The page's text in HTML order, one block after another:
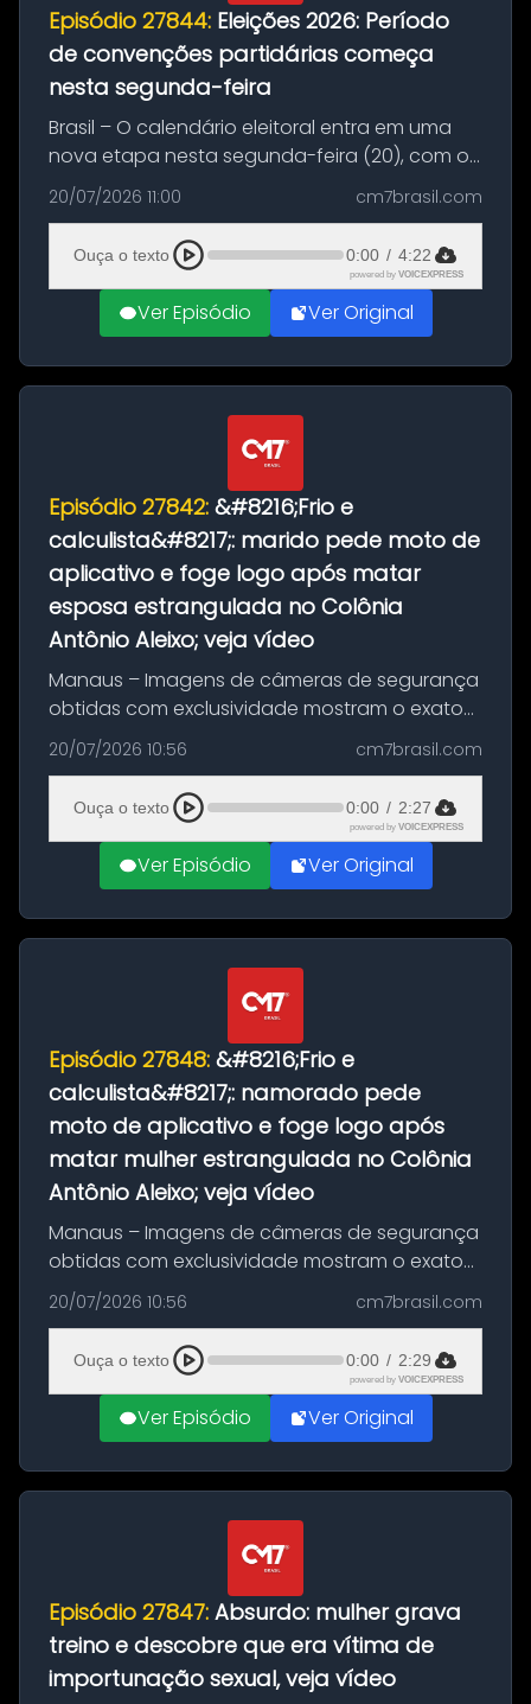
Episódio 27844: Eleições 2026: Período
de convenções partidárias começa
nesta segunda-feira
Brasil – O calendário eleitoral entra em uma
nova etapa nesta segunda-feira (20), com o
início do período destinado às convenções
partidárias. Até 5 de agosto, partidos e
federações poderão oficializa...
20/07/2026 11:00 cm7brasil.com
Ouça o texto 0:00 / 4:22
powered by VOICEXPRESS
Ver Episódio Ver Original
Episódio 27842: &#8216;Frio e
calculista&#8217;: marido pede moto de
aplicativo e foge logo após matar
esposa estrangulada no Colônia
Antônio Aleixo; veja vídeo
Manaus – Imagens de câmeras de segurança
obtidas com exclusividade mostram o exato
momento da fuga do principal suspeito da
morte de Larissa Araújo, de 28 anos. O crime
ocorreu na noite deste último d...
20/07/2026 10:56 cm7brasil.com
Ouça o texto 0:00 / 2:27
powered by VOICEXPRESS
Ver Episódio Ver Original
Episódio 27848: &#8216;Frio e
calculista&#8217;: namorado pede
moto de aplicativo e foge logo após
matar mulher estrangulada no Colônia
Antônio Aleixo; veja vídeo
Manaus – Imagens de câmeras de segurança
obtidas com exclusividade mostram o exato
momento da fuga do principal suspeito da
morte de Larissa Araújo, de 28 anos. O crime
ocorreu na noite deste último d...
20/07/2026 10:56 cm7brasil.com
Ouça o texto 0:00 / 2:29
powered by VOICEXPRESS
Ver Episódio Ver Original
Episódio 27847: Absurdo: mulher grava
treino e descobre que era vítima de
importunação sexual, veja vídeo